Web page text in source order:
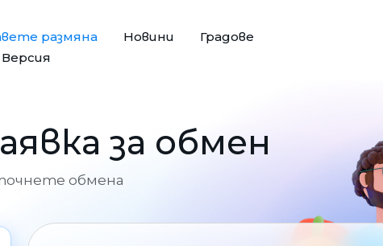
размяна Новини
Градове
Версия
за обмен
обмена